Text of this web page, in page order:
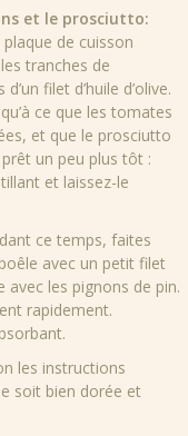
et le prosciutto:
de cuisson
tranches de
filet d’huile d’olive.
ce que les tomates
et que le prosciutto
un peu plus tôt :
et laissez-le
ce temps, faites
avec un petit filet
avec les pignons de pin.
rapidement.
les instructions
soit bien dorée et